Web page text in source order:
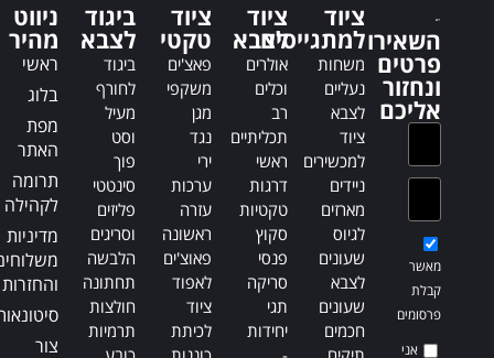
t
i
v
i
v
השאירו
פרטים
ונחזור
אליכם
מאשר
קבלת
פרסומים
אני
ציוד
למתגייסים
משחות
נעליים
לצבא
ציוד
למכשירים
ניידים
מארזים
לגיוס
שעונים
לצבא
שעונים
חכמים
ציוד
לצבא
אולרים
וכלים
רב
תכליתיים
ראשי
דרגות
טקטיות
סקוץ
פנסי
סריקה
תגי
יחידות
ציוד
טקטי
פאצ'ים
משקפי
מגן
נגד
ירי
ערכות
עזרה
ראשונה
פאוצ'ים
לאפוד
ציוד
לכיתת
ביגוד
לצבא
ביגוד
לחורף
מעיל
וסט
פוך
סינטטי
פליזים
וסריגים
הלבשה
תחתונה
חולצות
תרמיות
ניווט
מהיר
ראשי
בלוג
מפת
האתר
תרומה
לקהילה
מדיניות
והחזרות
צור